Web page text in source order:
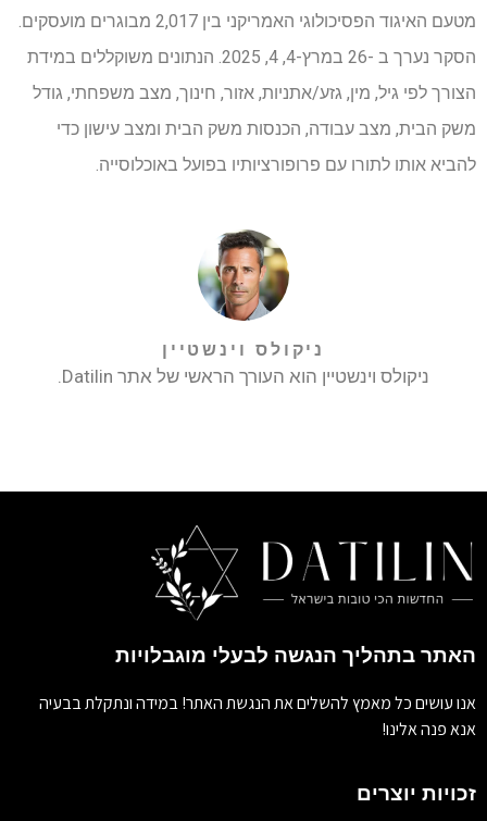
מטעם האיגוד הפסיכולוגי האמריקני בין 2,017 מבוגרים מועסקים.
הסקר נערך ב -26 במרץ-4, 4, 2025. הנתונים משוקללים במידת
הצורך לפי גיל, מין, גזע/אתניות, אזור, חינוך, מצב משפחתי, גודל
משק הבית, מצב עבודה, הכנסות משק הבית ומצב עישון כדי
להביא אותו לתורו עם פרופורציותיו בפועל באוכלוסייה.
ניקולס וינשטיין
ניקולס וינשטיין הוא העורך הראשי של אתר Datilin.
האתר בתהליך הנגשה לבעלי מוגבלויות
אנו עושים כל מאמץ להשלים את הנגשת האתר! במידה ונתקלת בבעיה
אנא פנה אלינו!
זכויות יוצרים